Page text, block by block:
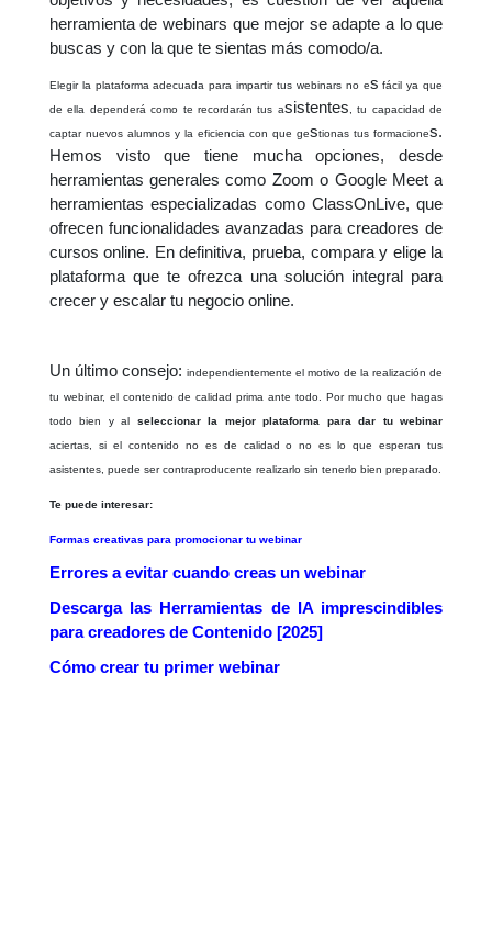
herramienta de webinars que mejor se adapte a lo que
buscas y con la que te sientas más comodo/a.
Elegir la plataforma adecuada para impartir tus webinars no es fácil ya que
de ella dependerá como te recordarán tus asistentes , tu capacidad de
captar nuevos alumnos y la eficiencia con que gestionas tus formaciones.
Hemos visto que tiene mucha opciones, desde
herramientas generales como Zoom o Google Meet a
herramientas especializadas como ClassOnLive, que
ofrecen funcionalidades avanzadas para creadores de
cursos online. En definitiva, prueba, compara y elige la
plataforma que te ofrezca una solución integral para
crecer y escalar tu negocio online.
Un último consejo: independientemente el motivo de la realización de
tu webinar, el contenido de calidad prima ante todo. Por mucho que hagas
todo bien y al seleccionar la mejor plataforma para dar tu webinar
aciertas, si el contenido no es de calidad o no es lo que esperan tus
asistentes, puede ser contraproducente realizarlo sin tenerlo bien preparado.
Te puede interesar:
Formas creativas para promocionar tu webinar
Errores a evitar cuando creas un webinar
Descarga las Herramientas de IA imprescindibles
para creadores de Contenido [2025]
Cómo crear tu primer webinar